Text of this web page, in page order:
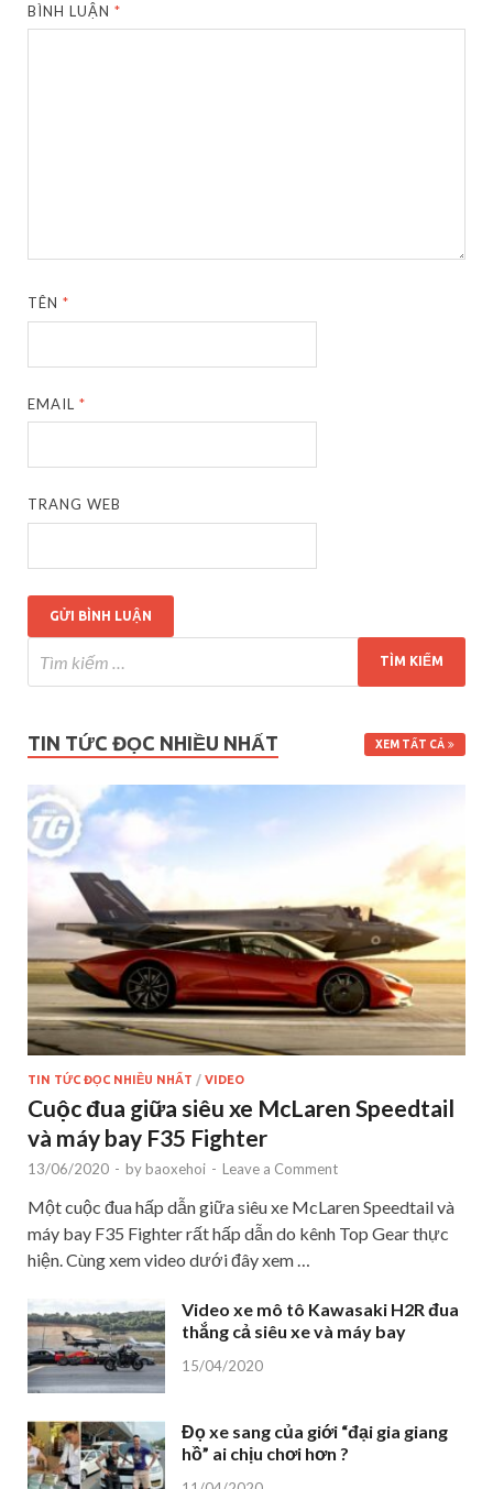
BÌNH LUẬN*
TÊN*
EMAIL*
TRANG WEB
TIN TỨC ĐỌC NHIỀU NHẤT XEM TẤT CẢ
TIN TỨC ĐỌC NHIỀU NHẤT / VIDEO
Cuộc đua giữa siêu xe McLaren Speedtail
và máy bay F35 Fighter
13/06/2020 - by baoxehoi - Leave a Comment
Một cuộc đua hấp dẫn giữa siêu xe McLaren Speedtail và
máy bay F35 Fighter rất hấp dẫn do kênh Top Gear thực
hiện. Cùng xem video dưới đây xem …
Video xe mô tô Kawasaki H2R đua
thắng cả siêu xe và máy bay
15/04/2020
Đọ xe sang của giới “đại gia giang
hồ” ai chịu chơi hơn ?